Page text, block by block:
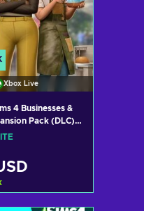
Xbox Live
4 Businesses &
Pack (DLC)
UNITED STATES